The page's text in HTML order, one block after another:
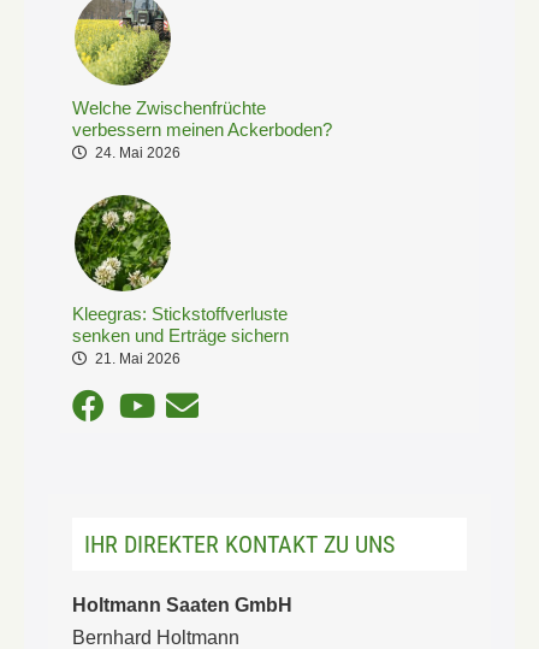
Welche Zwischenfrüchte
verbessern meinen Ackerboden?
24. Mai 2026
Kleegras: Stickstoffverluste
senken und Erträge sichern
21. Mai 2026
IHR DIREKTER KONTAKT ZU UNS
Holtmann Saaten GmbH
Bernhard Holtmann